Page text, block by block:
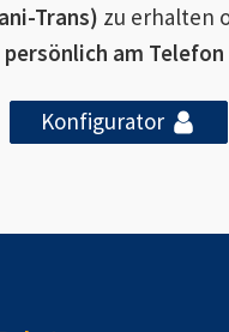
Trans) zu erhalten
persönlich am Telefon
Konfigurator